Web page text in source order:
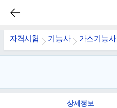
자격시험 기능사 가스기능사
상세정보